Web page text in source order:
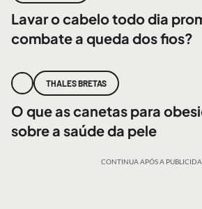
Lavar o cabelo todo dia
combate a queda dos fios?
THALES BRETAS
O que as canetas para
sobre a saúde da pele
CONTINUA APÓS A